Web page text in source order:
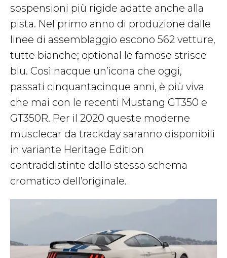
sospensioni più rigide adatte anche alla
pista. Nel primo anno di produzione dalle
linee di assemblaggio escono 562 vetture,
tutte bianche; optional le famose strisce
blu. Così nacque un’icona che oggi,
passati cinquantacinque anni, è più viva
che mai con le recenti Mustang GT350 e
GT350R. Per il 2020 queste moderne
musclecar da trackday saranno disponibili
in variante Heritage Edition
contraddistinte dallo stesso schema
cromatico dell’originale.